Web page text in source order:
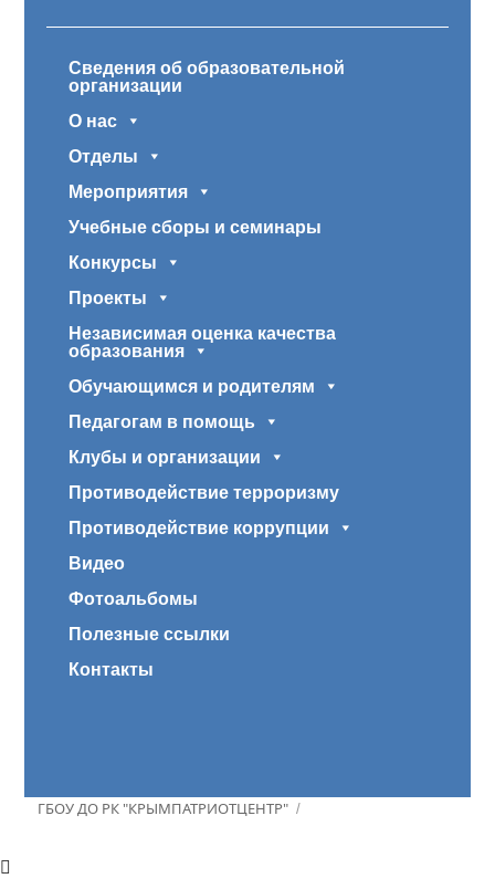
Сведения об образовательной
организации
О нас
Отделы
Мероприятия
Учебные сборы и семинары
Конкурсы
Проекты
Независимая оценка качества
образования
Обучающимся и родителям
Педагогам в помощь
Клубы и организации
Противодействие терроризму
Противодействие коррупции
Видео
Фотоальбомы
Полезные ссылки
Контакты
ГБОУ ДО РК "КРЫМПАТРИОТЦЕНТР"